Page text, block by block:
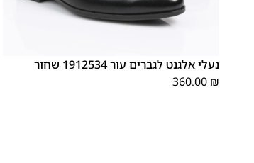
נעלי אלגנט לגברים עור 1912534 שחור
360.00 ₪